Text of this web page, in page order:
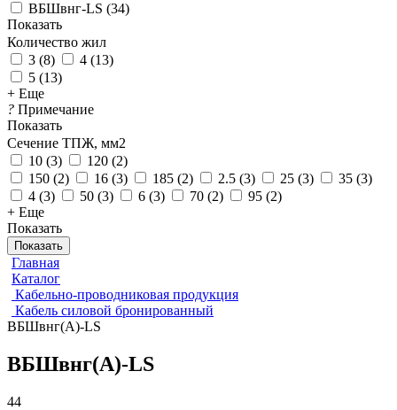
ВБШвнг-LS (34)
Показать
Количество жил
3 (8) 4 (13)
5 (13)
+ Еще
? Примечание
Показать
Сечение ТПЖ, мм2
10 (3) 120 (2)
150 (2) 16 (3) 185 (2) 2.5 (3) 25 (3) 35 (3)
4 (3) 50 (3) 6 (3) 70 (2) 95 (2)
+ Еще
Показать
Показать
Главная
Каталог
Кабельно-проводниковая продукция
Кабель силовой бронированный
ВБШвнг(А)-LS
ВБШвнг(А)-LS
44